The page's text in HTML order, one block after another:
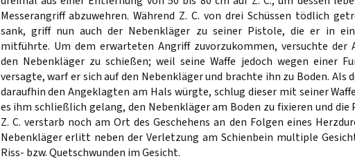
Messerangriff abzuwehren. Während Z. C. von drei Schüssen tödlich
sank, griff nun auch der Nebenkläger zu seiner Pistole, die er in
mitführte. Um dem erwarteten Angriff zuvorzukommen, versuchte der
den Nebenkläger zu schießen; weil seine Waffe jedoch wegen einer
versagte, warf er sich auf den Nebenkläger und brachte ihn zu Boden. Als
daraufhin den Angeklagten am Hals würgte, schlug dieser mit seiner
es ihm schließlich gelang, den Nebenkläger am Boden zu fixieren und die
Z. C. verstarb noch am Ort des Geschehens an den Folgen eines
Nebenkläger erlitt neben der Verletzung am Schienbein multiple
Riss- bzw. Quetschwunden im Gesicht.